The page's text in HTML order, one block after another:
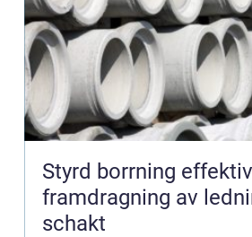
Styrd borrning effektiv
framdragning av
schakt